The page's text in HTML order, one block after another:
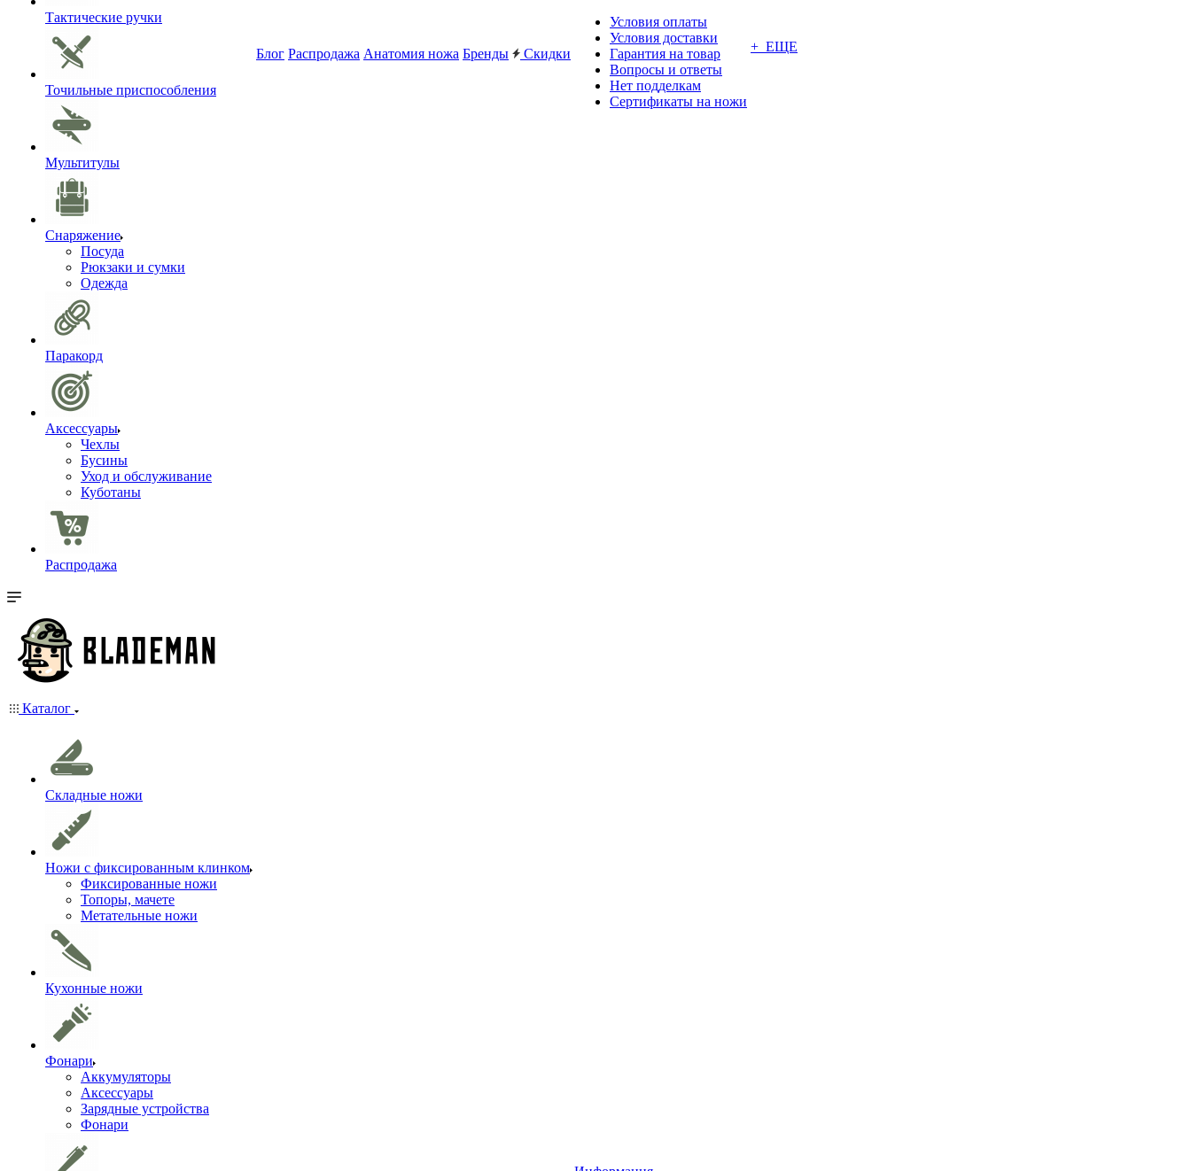
Тактические ручки
Точильные приспособления
Мультитулы
Снаряжение
Посуда
Рюкзаки и сумки
Одежда
Паракорд
Аксессуары
Чехлы
Бусины
Уход и обслуживание
Куботаны
Распродажа
Блог Распродажа Анатомия ножа Бренды Скидки
Условия оплаты
Условия доставки
Гарантия на товар
Вопросы и ответы
Нет подделкам
Сертификаты на ножи
+ ЕЩЕ
Каталог
Складные ножи
Ножи с фиксированным клинком
Фиксированные ножи
Топоры, мачете
Метательные ножи
Кухонные ножи
Фонари
Аккумуляторы
Аксессуары
Зарядные устройства
Фонари